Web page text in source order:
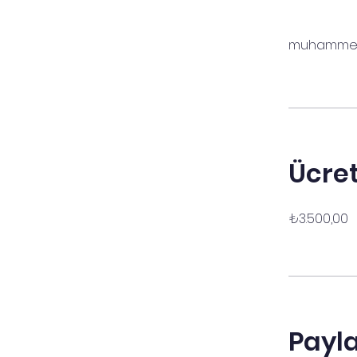
₺3.500,00